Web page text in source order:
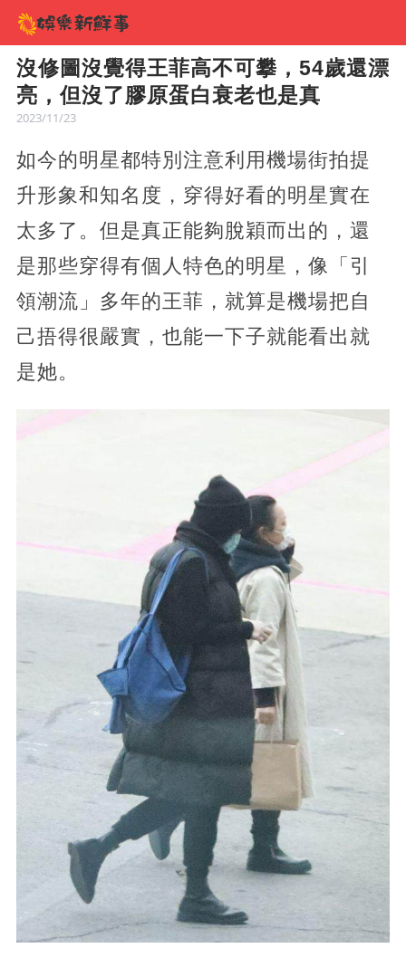
沒修圖沒覺得王菲高不可攀，54歲還漂
亮，但沒了膠原蛋白衰老也是真
2023/11/23
如今的明星都特別注意利用機場街拍提
升形象和知名度，穿得好看的明星實在
太多了。但是真正能夠脫穎而出的，還
是那些穿得有個人特色的明星，像「引
領潮流」多年的王菲，就算是機場把自
己捂得很嚴實，也能一下子就能看出就
是她。